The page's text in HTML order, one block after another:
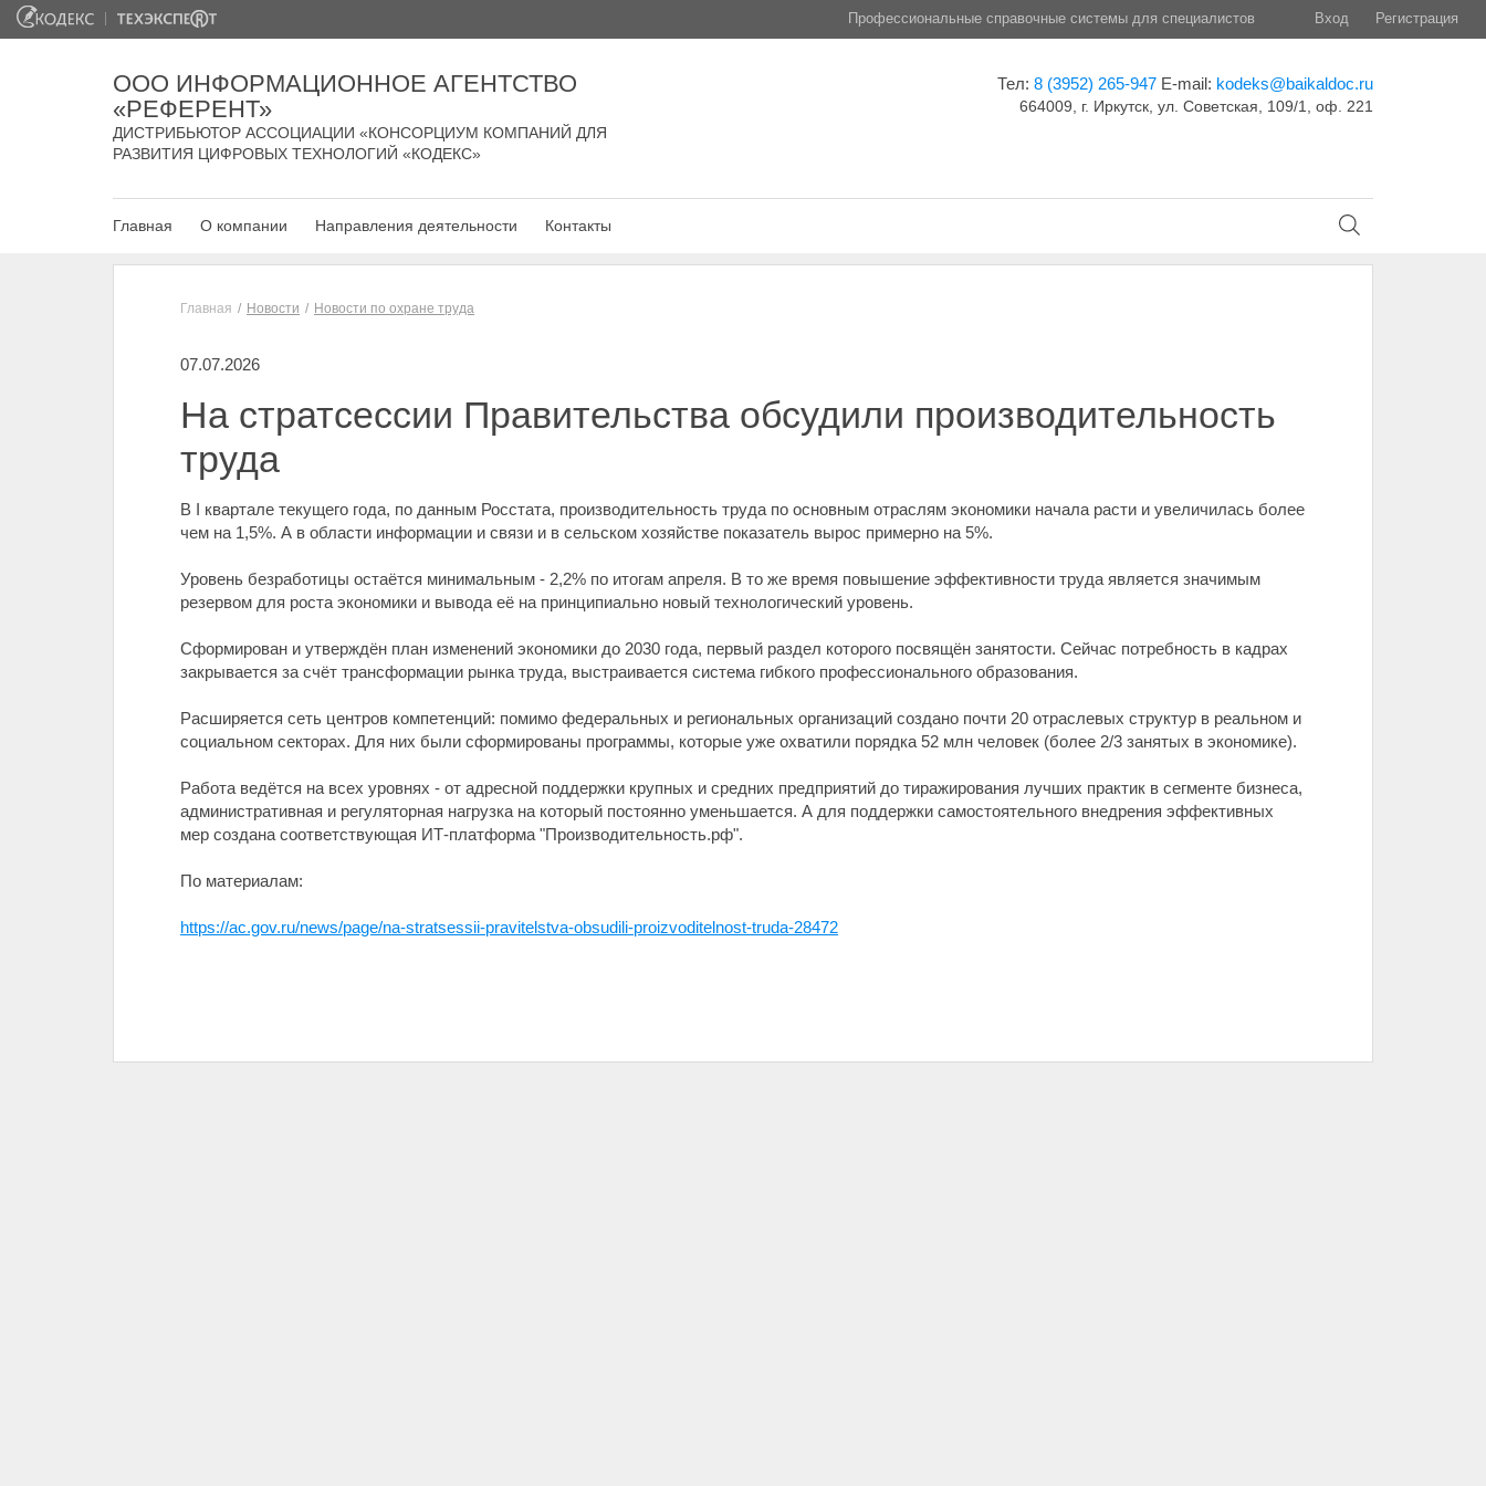
Профессиональные справочные системы для специалистов Вход Регистрация
ООО ИНФОРМАЦИОННОЕ АГЕНТСТВО
«РЕФЕРЕНТ»
ДИСТРИБЬЮТОР АССОЦИАЦИИ «КОНСОРЦИУМ КОМПАНИЙ ДЛЯ
РАЗВИТИЯ ЦИФРОВЫХ ТЕХНОЛОГИЙ «КОДЕКС»
Тел: 8 (3952) 265-947 E-mail: kodeks@baikaldoc.ru
664009, г. Иркутск, ул. Советская, 109/1, оф. 221
Главная О компании Направления деятельности Контакты
Главная Новости Новости по охране труда
07.07.2026
На стратсессии Правительства обсудили производительность
труда
В I квартале текущего года, по данным Росстата, производительность труда по основным отраслям экономики начала расти и увеличилась более
чем на 1,5%. А в области информации и связи и в сельском хозяйстве показатель вырос примерно на 5%.
Уровень безработицы остаётся минимальным - 2,2% по итогам апреля. В то же время повышение эффективности труда является значимым
резервом для роста экономики и вывода её на принципиально новый технологический уровень.
Сформирован и утверждён план изменений экономики до 2030 года, первый раздел которого посвящён занятости. Сейчас потребность в кадрах
закрывается за счёт трансформации рынка труда, выстраивается система гибкого профессионального образования.
Расширяется сеть центров компетенций: помимо федеральных и региональных организаций создано почти 20 отраслевых структур в реальном и
социальном секторах. Для них были сформированы программы, которые уже охватили порядка 52 млн человек (более 2/3 занятых в экономике).
Работа ведётся на всех уровнях - от адресной поддержки крупных и средних предприятий до тиражирования лучших практик в сегменте бизнеса,
административная и регуляторная нагрузка на который постоянно уменьшается. А для поддержки самостоятельного внедрения эффективных
мер создана соответствующая ИТ-платформа "Производительность.рф".
По материалам:
https://ac.gov.ru/news/page/na-stratsessii-pravitelstva-obsudili-proizvoditelnost-truda-28472